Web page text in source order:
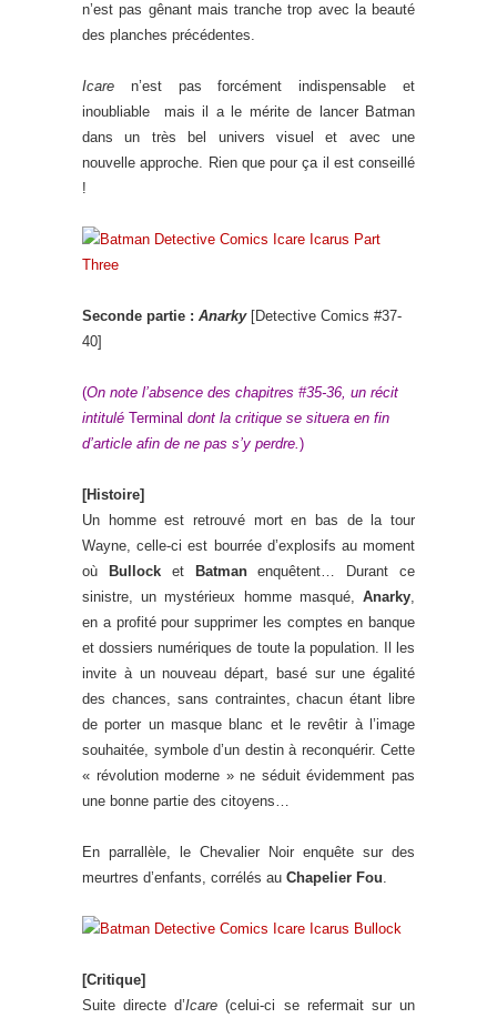
n’est pas gênant mais tranche trop avec la beauté
des planches précédentes.
Icare n’est pas forcément indispensable et
inoubliable mais il a le mérite de lancer Batman
dans un très bel univers visuel et avec une
nouvelle approche. Rien que pour ça il est conseillé
!
Seconde partie : Anarky[Detective Comics #37-
40]
(On note l’absence des chapitres #35-36, un récit
intitulé Terminal dont la critique se situera en fin
d’article afin de ne pas s’y perdre.)
[Histoire]
Un homme est retrouvé mort en bas de la tour
Wayne, celle-ci est bourrée d’explosifs au moment
où
Bullocket Batmanenquêtent… Durant ce
sinistre, un mystérieux homme masqué, Anarky,
en a profité pour supprimer les comptes en banque
et dossiers numériques de toute la population. Il les
invite à un nouveau départ, basé sur une égalité
des chances, sans contraintes, chacun étant libre
de porter un masque blanc et le revêtir à l’image
souhaitée, symbole d’un destin à reconquérir. Cette
« révolution moderne » ne séduit évidemment pas
une bonne partie des citoyens…
En parrallèle, le Chevalier Noir enquête sur des
meurtres d’enfants, corrélés au Chapelier Fou.
[Critique]
Suite directe d’Icare (celui-ci se refermait sur un